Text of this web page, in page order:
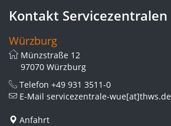
Kontakt Servicezentralen
Würzburg
Münzstraße 12
97070 Würzburg
Telefon +49 931 3511-0
E-Mail servicezentrale-wue[at]thws.de
Anfahrt